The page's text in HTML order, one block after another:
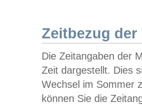
Zeitbezug der
Die Zeitangaben der
Zeit dargestellt. Dies
Wechsel im Sommer
können Sie die